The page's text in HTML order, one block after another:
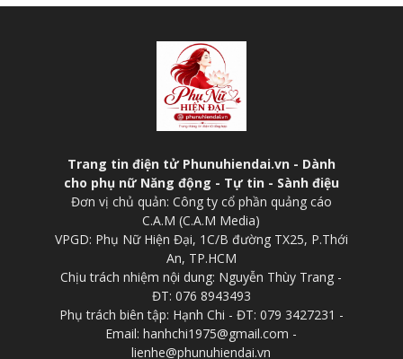
Trang tin điện tử Phunuhiendai.vn - Dành
cho phụ nữ Năng động - Tự tin - Sành điệu
Đơn vị chủ quản: Công ty cổ phần quảng cáo
C.A.M (C.A.M Media)
VPGD: Phụ Nữ Hiện Đại, 1C/B đường TX25, P.Thới
An, TP.HCM
Chịu trách nhiệm nội dung: Nguyễn Thùy Trang -
ĐT: 076 8943493
Phụ trách biên tập: Hạnh Chi - ĐT: 079 3427231 -
Email: hanhchi1975@gmail.com -
lienhe@phunuhiendai.vn